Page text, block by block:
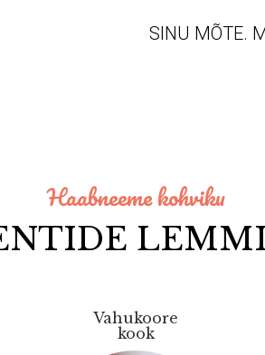
SINU MÕTE.
Haabneeme kohviku
Vahukoore
kook